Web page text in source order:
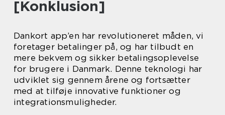
[Konklusion]
Dankort app’en har revolutioneret måden, vi
foretager betalinger på, og har tilbudt en
mere bekvem og sikker betalingsoplevelse
for brugere i Danmark. Denne teknologi har
udviklet sig gennem årene og fortsætter
med at tilføje innovative funktioner og
integrationsmuligheder.